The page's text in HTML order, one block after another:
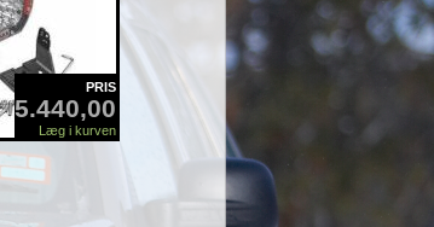
PRIS
5.440,00
Læg i kurven